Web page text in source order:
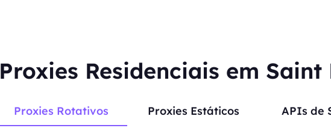
Proxies Residenciais em Saint
Proxies Rotativos Proxies Estáticos APIs de